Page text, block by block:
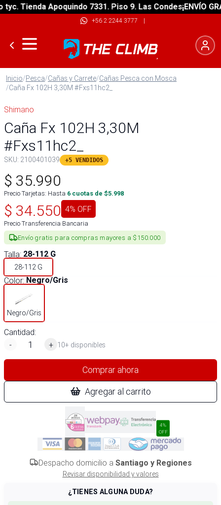
Tienda Apoquindo 7331. Piso 9. Las Condes¡ENVÍO
+56 2 2244 3777 |
Inicio/Pesca/Cañas y Carrete/Cañas Pesca con Mosca
/Caña Fx 102H 3,30M #Fxs11hc2_
Shimano
Caña Fx 102H 3,30M
#Fxs11hc2_
SKU: 2100401039 +5 VENDIDOS
$ 35.990
Precio Tarjetas: Hasta 6 cuotas de $5.998
$ 34.550 4% OFF
Precio Transferencia Bancaria
Envío gratis para compras mayores a $150.000
Talla: 28-112 G
28-112 G
Color: Negro/Gris
Negro/Gris
Cantidad:
-
+ 10+ disponibles
Comprar ahora
Agregar al carrito
4%
OFF
Despacho domicilio a Santiago y Regiones
Revisar disponibilidad y valores
¿TIENES ALGUNA DUDA?